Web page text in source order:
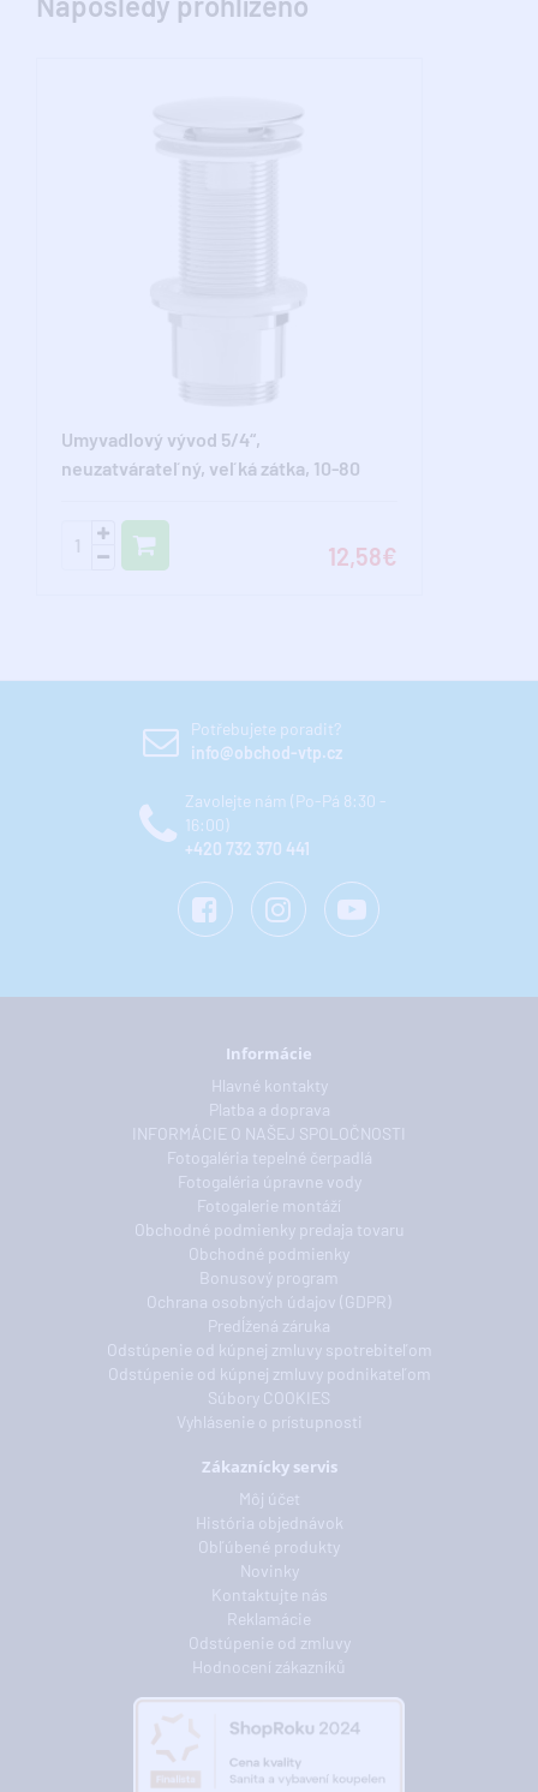
Umyvadlový vývod 5/4“,
neuzatvárateľný, veľká zátka, 10-80
12,58€
Potřebujete poradit?
info@obchod-vtp.cz
Zavolejte nám (Po-Pá 8:30 -
16:00)
+420 732 370 441
Informácie
Hlavné kontakty
Platba a doprava
INFORMÁCIE O NAŠEJ SPOLOČNOSTI
Fotogaléria tepelné čerpadlá
Fotogaléria úpravne vody
Fotogalerie montáží
Obchodné podmienky predaja tovaru
Obchodné podmienky
Bonusový program
Ochrana osobných údajov (GDPR)
Predĺžená záruka
Odstúpenie od kúpnej zmluvy spotrebiteľom
Odstúpenie od kúpnej zmluvy podnikateľom
Súbory COOKIES
Vyhlásenie o prístupnosti
Zákaznícky servis
Môj účet
História objednávok
Obľúbené produkty
Novinky
Kontaktujte nás
Reklamácie
Odstúpenie od zmluvy
Hodnocení zákazníků